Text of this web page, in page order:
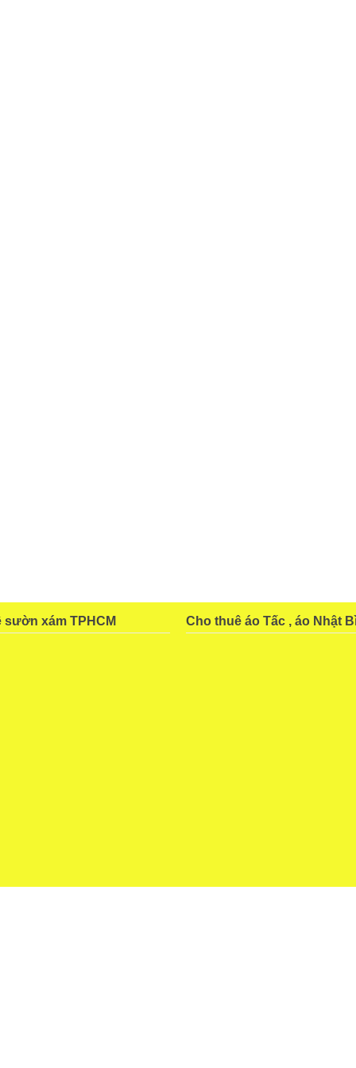
sườn xám TPHCM Cho thuê áo Tấc , áo Nhật